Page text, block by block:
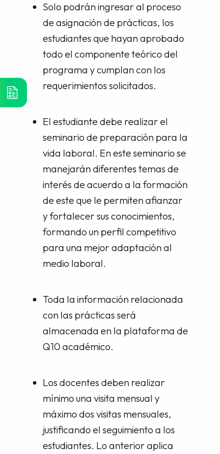
Solo podrán ingresar al proceso
de asignación de prácticas, los
estudiantes que hayan aprobado
todo el componente teórico del
programa y cumplan con los
requerimientos solicitados.
El estudiante debe realizar el
seminario de preparación para la
vida laboral. En este seminario se
manejarán diferentes temas de
interés de acuerdo a la formación
de este que le permiten afianzar
y fortalecer sus conocimientos,
formando un perfil competitivo
para una mejor adaptación al
medio laboral.
Toda la información relacionada
con las prácticas será
almacenada en la plataforma de
Q10 académico.
Los docentes deben realizar
mínimo una visita mensual y
máximo dos visitas mensuales,
justificando el seguimiento a los
estudiantes. Lo anterior aplica